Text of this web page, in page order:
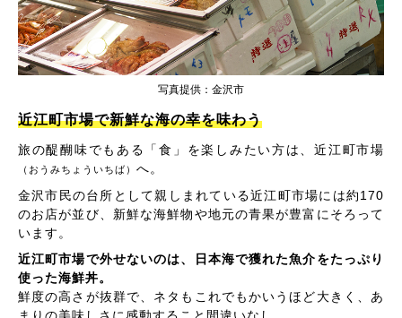
写真提供：金沢市
近江町市場で新鮮な海の幸を味わう
旅の醍醐味でもある「食」を楽しみたい方は、近江町市場
（おうみちょういちば） へ。
金沢市民の台所として親しまれている近江町市場には約170
のお店が並び、新鮮な海鮮物や地元の青果が豊富にそろって
います。
近江町市場で外せないのは、日本海で獲れた魚介をたっぷり
使った海鮮丼。
鮮度の高さが抜群で、ネタもこれでもかいうほど大きく、あ